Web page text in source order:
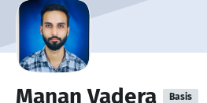
Manan Vadera Basis